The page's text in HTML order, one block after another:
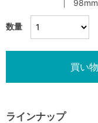
数量
98mm
ラインナップ